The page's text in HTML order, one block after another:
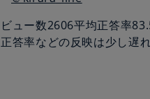
ビュー数2606平均正答率
正答率などの反映は少し遅